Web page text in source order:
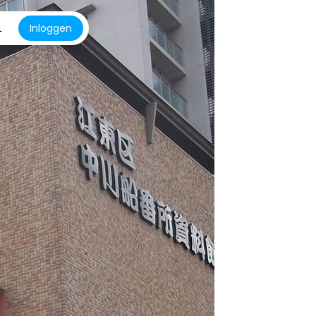
Inloggen